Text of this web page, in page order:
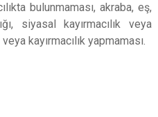
bulunmaması, akraba, eş,
siyasal kayırmacılık veya
kayırmacılık yapmaması.